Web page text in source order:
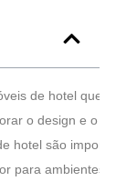
de hotel que
o design e o
hotel são
para ambientes com